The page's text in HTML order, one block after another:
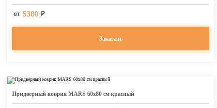
от 5380 ₽
Заказать
Придверный коврик MARS 60х80 см красный